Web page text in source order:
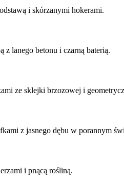
i skórzanymi hokerami.
lanego betonu i czarną baterią.
ze sklejki brzozowej i
z jasnego dębu w porannym
i pnącą rośliną.